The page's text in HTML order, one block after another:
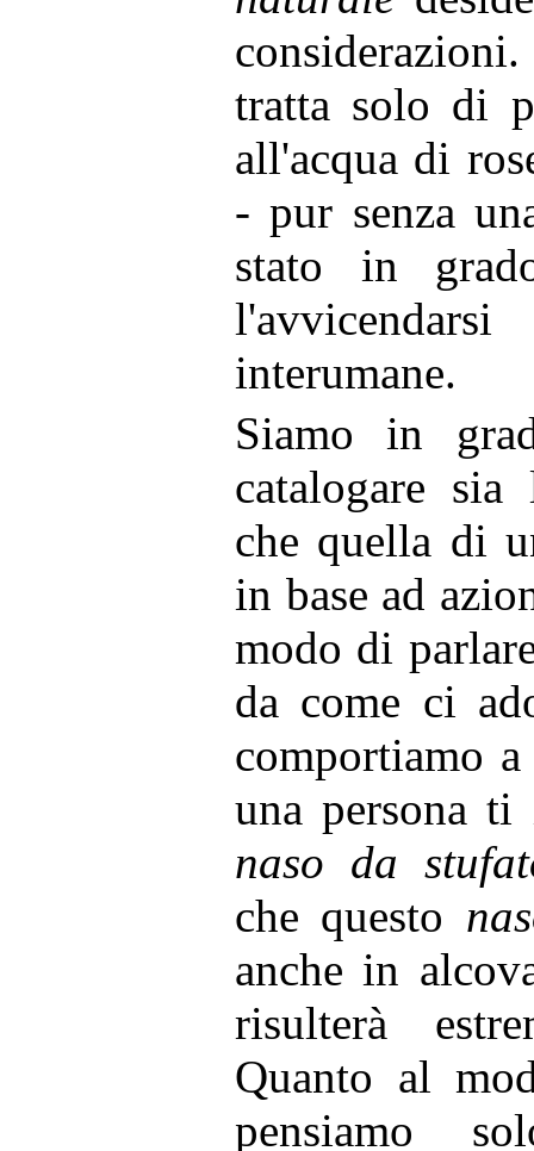
tratta solo di
all'acqua di
- pur senza
stato in
interumane.
Siamo in
catalogare sia
che quella di
in base ad
modo di
da come ci
comportiamo
una persona
naso da
che questo
anche in
risulterà
Quanto al
pensiamo